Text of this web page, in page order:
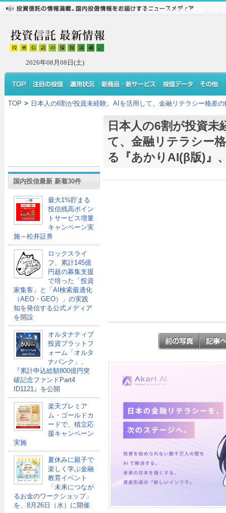
2026年08月08日(土)
日本人の6割が投資未経験。AIを
TOP > 日本人の6割が投資未経験。AIを活用して、金融リテラシー格差
国内投信最新 新着30件
最大1%貯まる
投信残高ポイン
トサービス増量
キャンペーン実
施～松井証券
ロックスライ
フ、累計145億
円超の募集支援
で培った「投資
家集客」と「AI検索最適化
（AEO・GEO）」の実践
知を発信する公式メディア
を開設
オルタナティブ
投資プラットフ
ォーム「オルタ
ナバンク」、
『累計申込総額800億円突
破記念ファンドPart4
ID1121』を公開
楽天プレミア
ム・ゴールドカ
ードで、積立応
援キャンペーン
実施
夏休みに親子で
楽しく学ぶ金融
教育イベント
「未来につなが
るお金のワークショップ」
を、8月26日（水）に開催
日本人の6割が投資未
て、金融リテラシー
る『あかりAI(β版)』